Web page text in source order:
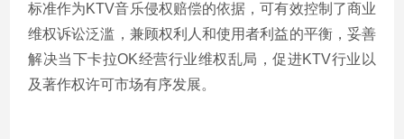
标准作为KTV音乐侵权赔偿的依据，可有效控制了商业
维权诉讼泛滥，兼顾权利人和使用者利益的平衡，妥善
解决当下卡拉OK经营行业维权乱局，促进KTV行业以
及著作权许可市场有序发展。